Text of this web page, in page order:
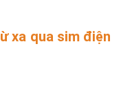
xa qua sim điện